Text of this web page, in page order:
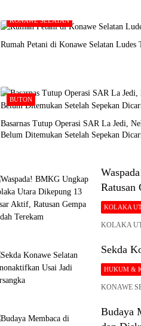
KONAWE SELATAN
Rumah Petani di Konawe Selatan Ludes
BUTON
Basarnas Tutup Operasi SAR La Jedi,
Belum Ditemukan Setelah Sepekan
Ratusan
KOLAKA
KOLAKA
Sekda
HUKUM &
KONAWE
Budaya